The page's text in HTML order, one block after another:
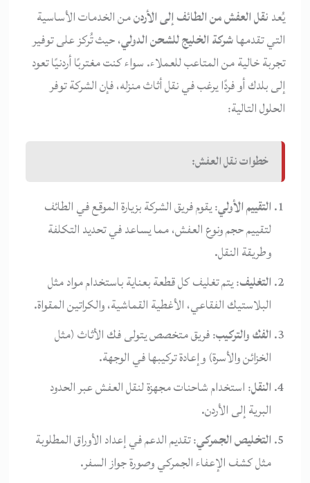
يُعدنقل العفش من الطائف إلى الأردنمن الخدمات الأساسية
التي تقدمهاشركة الخليج للشحن الدولي، حيث تُركز على توفير
تجربة خالية من المتاعب للعملاء. سواء كنت مغتربًا أردنيًا تعود
إلى بلدك أو فردًا يرغب في نقل أثاث منزله، فإن الشركة توفر
الحلول التالية:
خطوات نقل العفش:
التقييم الأولي: يقوم فريق الشركة بزيارة الموقع في الطائف
لتقييم حجم ونوع العفش، مما يساعد في تحديد التكلفة
وطريقة النقل.
التغليف: يتم تغليف كل قطعة بعناية باستخدام مواد مثل
البلاستيك الفقاعي، الأغطية القماشية، والكراتين المقواة.
الفك والتركيب: فريق متخصص يتولى فك الأثاث (مثل
الخزائن والأسرة) وإعادة تركيبها في الوجهة.
النقل: استخدام شاحنات مجهزة لنقل العفش عبر الحدود
البرية إلى الأردن.
التخليص الجمركي: تقديم الدعم في إعداد الأوراق المطلوبة
مثل كشف الإعفاء الجمركي وصورة جواز السفر.